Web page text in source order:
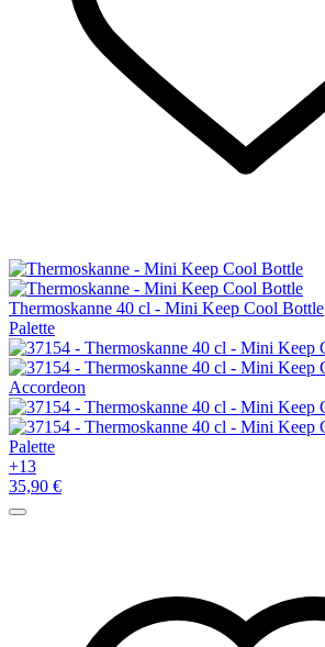
Thermoskanne 40 cl - Mini Keep Cool Bottle
Palette
+13
35,90 €